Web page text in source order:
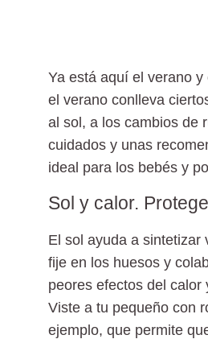
Ya está aquí el verano
el verano conlleva
al sol, a los cambios de
cuidados y unas
ideal para los bebés y
Sol y calor.
El sol ayuda a sintetizar
fije en los huesos y
peores efectos del calor
Viste a tu pequeño con
ejemplo, que permite